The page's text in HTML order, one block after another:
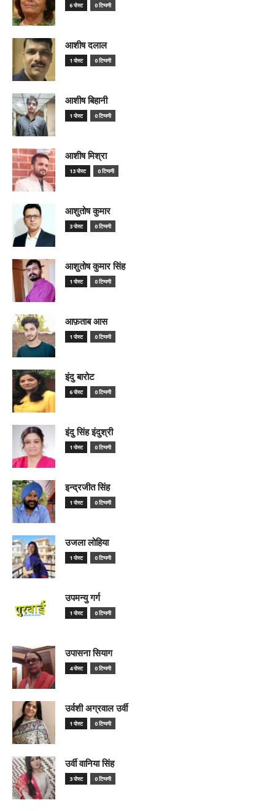
6 पोस्ट 0 टिप्पणी
आशीष दलाल
1 पोस्ट 0 टिप्पणी
आशीष बिहानी
1 पोस्ट 0 टिप्पणी
आशीष मिश्रा
13 पोस्ट 0 टिप्पणी
आशुतोष कुमार
3 पोस्ट 0 टिप्पणी
आशुतोष कुमार सिंह
1 पोस्ट 0 टिप्पणी
आफ़ताब आस
1 पोस्ट 0 टिप्पणी
इंदु बारोट
6 पोस्ट 0 टिप्पणी
इंदु सिंह इंदुश्री
1 पोस्ट 0 टिप्पणी
इन्द्रजीत सिंह
1 पोस्ट 0 टिप्पणी
उजला लोहिया
1 पोस्ट 0 टिप्पणी
उपमन्यु गर्ग
1 पोस्ट 0 टिप्पणी
उपासना सियाग
4 पोस्ट 0 टिप्पणी
उर्वशी अग्रवाल उर्वी
1 पोस्ट 0 टिप्पणी
उर्वी वानिया सिंह
3 पोस्ट 0 टिप्पणी